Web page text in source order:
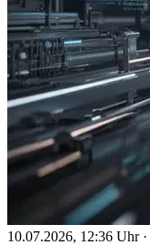
10.07.2026, 12:36 Uhr ·